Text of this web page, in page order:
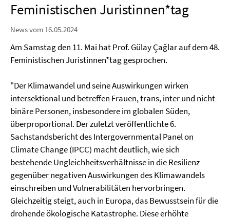
Feministischen Juristinnen*tag
News vom 16.05.2024
Am Samstag den 11. Mai hat Prof. Gülay Çağlar auf dem 48.
Feministischen Juristinnen*tag gesprochen.
"Der Klimawandel und seine Auswirkungen wirken
intersektional und betreffen Frauen, trans, inter und nicht-
binäre Personen, insbesondere im globalen Süden,
überproportional. Der zuletzt veröffentlichte 6.
Sachstandsbericht des Intergovernmental Panel on
Climate Change (IPCC) macht deutlich, wie sich
bestehende Ungleichheitsverhältnisse in die Resilienz
gegenüber negativen Auswirkungen des Klimawandels
einschreiben und Vulnerabilitäten hervorbringen.
Gleichzeitig steigt, auch in Europa, das Bewusstsein für die
drohende ökologische Katastrophe. Diese erhöhte